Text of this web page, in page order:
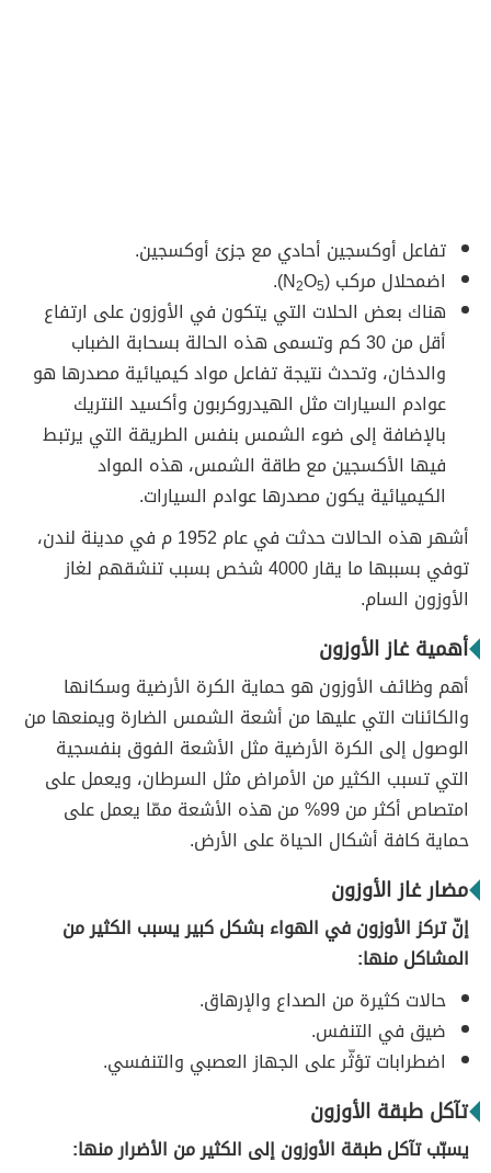
تفاعل أوكسجين أحادي مع جزئ أوكسجين.
اضمحلال مركب (N
2O5
).
هناك بعض الحلات التي يتكون في الأوزون على ارتفاع
أقل من 30 كم وتسمى هذه الحالة بسحابة الضباب
والدخان، وتحدث نتيجة تفاعل مواد كيميائية مصدرها هو
عوادم السيارات مثل الهيدروكربون وأكسيد النتريك
بالإضافة إلى ضوء الشمس بنفس الطريقة التي يرتبط
فيها الأكسجين مع طاقة الشمس، هذه المواد
الكيميائية يكون مصدرها عوادم السيارات.
أشهر هذه الحالات حدثت في عام 1952 م في مدينة لندن،
توفي بسببها ما يقار 4000 شخص بسبب تنشقهم لغاز
الأوزون السام.
أهمية غاز الأوزون
أهم وظائف الأوزون هو حماية الكرة الأرضية وسكانها
والكائنات التي عليها من أشعة الشمس الضارة ويمنعها من
الوصول إلى الكرة الأرضية مثل الأشعة الفوق بنفسجية
التي تسبب الكثير من الأمراض مثل السرطان، ويعمل على
امتصاص أكثر من 99% من هذه الأشعة ممّا يعمل على
حماية كافة أشكال الحياة على الأرض.
مضار غاز الأوزون
إنّ تركز الأوزون في الهواء بشكل كبير يسبب الكثير من
المشاكل منها:
حالات كثيرة من الصداع والإرهاق.
ضيق في التنفس.
اضطرابات تؤثّر على الجهاز العصبي والتنفسي.
تآكل طبقة الأوزون
يسبّب تآكل طبقة الأوزون إلى الكثير من الأضرار منها: